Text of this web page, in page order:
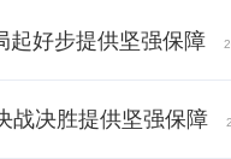
起好步提供坚强保障
战决胜提供坚强保障